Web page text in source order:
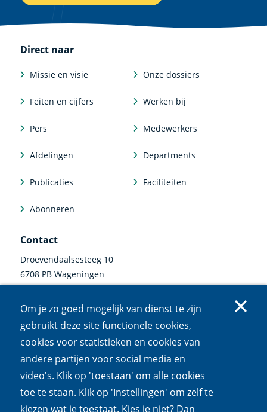
Om je zo goed mogelijk van dienst te zijn
gebruikt deze site functionele cookies,
cookies voor statistieken en cookies van
andere partijen voor social media en
video's. Klik op 'toestaan' om alle cookies
toe te staan. Klik op 'Instellingen' om zelf te
kiezen wat je toestaat. Kies je niet? Dan
Direct naar
Missie en visie Onze dossiers
Feiten en cijfers Werken bij
Pers Medewerkers
Afdelingen Departments
Publicaties Faciliteiten
Abonneren
Contact
Droevendaalsesteeg 10
6708 PB Wageningen
communicatie@nioo.knaw.nl
Volg ons
Linkedin
link)
Instagram
(externe
link)
Bluesky
link)
Facebook
(externe
link)
Mastodon
link)
Youtube
(externe
link)